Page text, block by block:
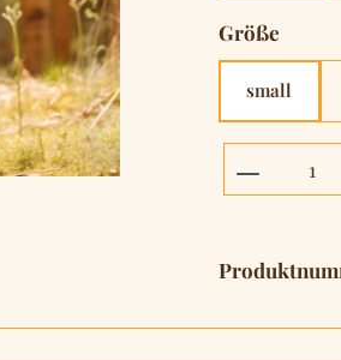
Größe
small